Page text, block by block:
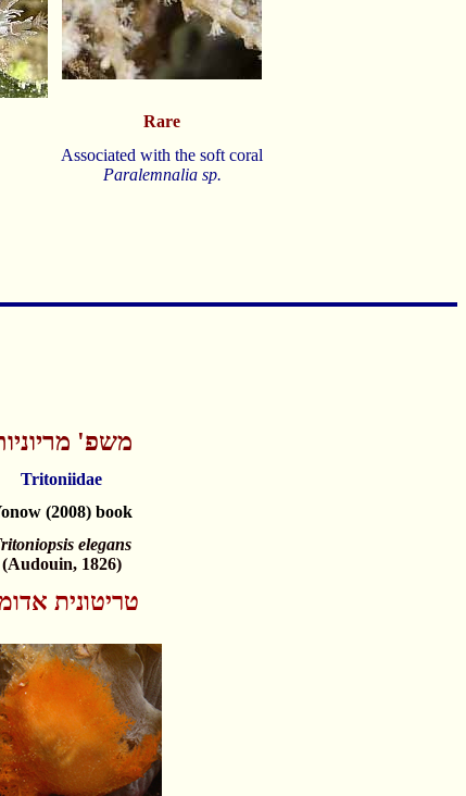
Rare
Associated with the soft coral
Paralemnalia sp.
משפ'
Tritoniidae
(2008) book
elegans
(Audouin, 1826)
טריטונית